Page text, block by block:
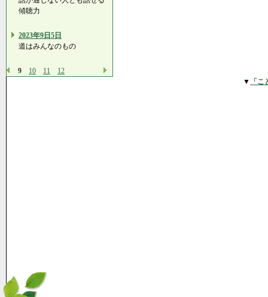
傾聴力
2023年9日5日
道はみんなのもの
9 10 11 12
▼ 「